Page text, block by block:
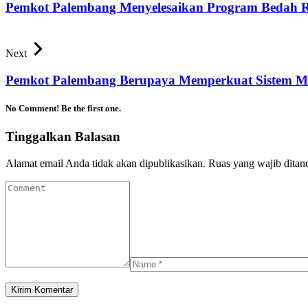
Pemkot Palembang Menyelesaikan Program Bedah
Next
Pemkot Palembang Berupaya Memperkuat Sistem
No Comment! Be the first one.
Tinggalkan Balasan
Alamat email Anda tidak akan dipublikasikan. Ruas yang wajib